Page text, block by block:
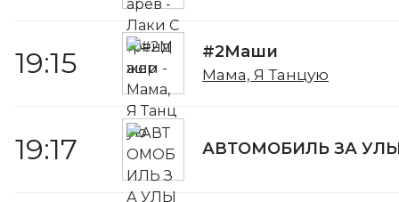
19:15 #2Маши
Мама, Я Танцую
19:17 АВТОМОБИЛЬ ЗА